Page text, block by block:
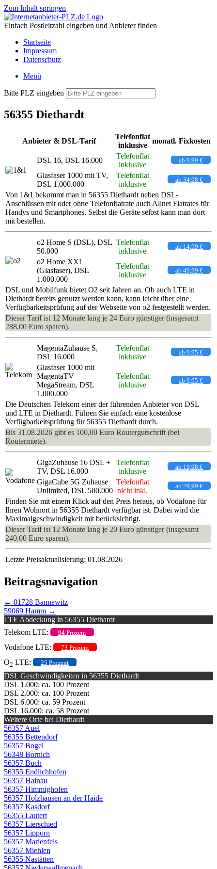
Zum Inhalt springen
Einfach Postleitzahl eingeben und Anbieter finden
Startseite
Impressum
Datenschutz
Menü
Bitte PLZ eingeben
56355 Diethardt
Anbieter & DSL-Tarif
Telefonflat
inklusive
monatl. Fixkosten
DSL 16, DSL 16.000
Telefonflat
inklusive
ab 9,99 €
Glasfaser 1000 mit TV,
DSL 1.000.000
Telefonflat
inklusive
ab 34,98 €
Von 1&1 bekommt man in 56355 Diethardt neben DSL-
Anschlüssen mit oder ohne Telefonflatrate auch Allnet Flatrates für
Handys und Smartphones. Selbst die Geräte selbst kann man dort
mit bestellen.
o2 Home S (DSL), DSL
50.000
Telefonflat
inklusive
ab 14,99 €
o2 Home XXL
(Glasfaser), DSL
1.000.000
Telefonflat
inklusive
ab 49,99 €
DSL und Mobilfunk bietet O2 seit Jahren an. Ob auch LTE in
Diethardt bereits genutzt werden kann, kann leicht über eine
Verfügbarkeitsprüfung auf der Webseite von o2 festgestellt werden.
Dieser Tarif ist 12 Monate lang je 24 Euro günstiger (insgesamt
288,00 Euro sparen).
MagentaZuhause S,
DSL 16.000
Telefonflat
inklusive
ab 9,95 €
Glasfaser 1000 mit
MagentaTV
MegaStream, DSL
1.000.000
Telefonflat
inklusive
ab 9,95 €
Die Deutschen Telekom einer der führenden Anbieter von DSL
und LTE in Diethardt. Führen Sie einfach eine kostenlose
Verfügbarkeitsprüfung für 56355 Diethardt durch.
Bis 31.08.2026 gibt es 100,00 Euro Routergutschrift (bei
Routermiete).
GigaZuhause 16 DSL +
TV, DSL 16.000
Telefonflat
inklusive
ab 19,98 €
GigaCube 5G Zuhause
Unlimited, DSL 500.000
Telefonflat
nicht inkl.
ab 29,99 €
Finden Sie mit einem Klick auf den Preis heraus, ob Vodafone für
Ihren Wohnort in 56355 Diethardt verfügbar ist. Dabei wird die
Maximalgeschwindigkeit mit berücksichtigt.
Dieser Tarif ist 12 Monate lang je 20 Euro günstiger (insgesamt
240,00 Euro sparen).
Letzte Preisaktualisierung: 01.08.2026
Beitragsnavigation
← 01728 Bannewitz
59069 Hamm →
LTE Abdeckung in 56355 Diethardt
Telekom LTE:
94 Prozent
Vodafone LTE: 73 Prozent
O2 LTE: 25 Prozent
DSL Geschwindigkeiten in 56355 Diethardt
DSL 1.000: ca. 100 Prozent
DSL 2.000: ca. 100 Prozent
DSL 6.000: ca. 59 Prozent
DSL 16.000: ca. 58 Prozent
Weitere Orte bei Diethardt
56357 Auel
56355 Bettendorf
56357 Bogel
56348 Bornich
56357 Buch
56355 Endlichhofen
56357 Hainau
56357 Himmighofen
56357 Holzhausen an der Haide
56357 Kasdorf
56355 Lautert
56357 Lierschied
56357 Lipporn
56357 Marienfels
56357 Miehlen
56355 Nastätten